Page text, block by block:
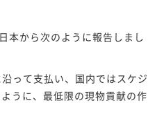
本から次のように報告しまし
って支払い、国内ではスケジ
うに、最低限の現物貢献の作